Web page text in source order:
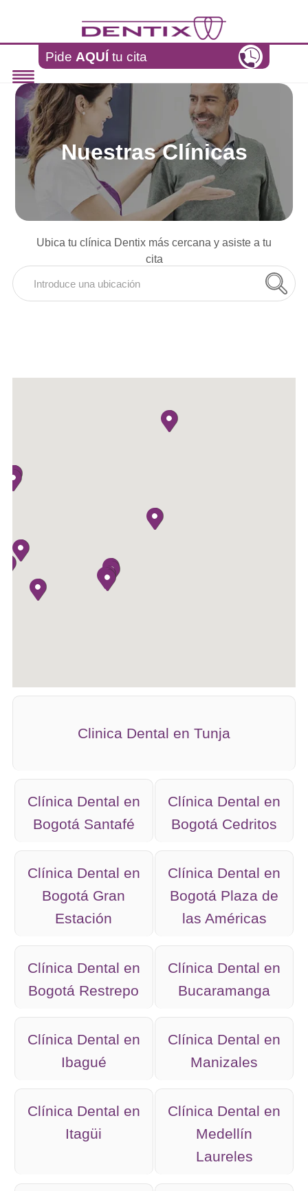
Pide AQUÍ tu cita
Nuestras Clínicas
Ubica tu clínica Dentix más cercana y asiste a tu
cita
Clinica Dental en Tunja
Clínica Dental en
Bogotá Santafé
Clínica Dental en
Bogotá Cedritos
Clínica Dental en
Bogotá Gran
Estación
Clínica Dental en
Bogotá Plaza de
las Américas
Clínica Dental en
Bogotá Restrepo
Clínica Dental en
Bucaramanga
Clínica Dental en
Ibagué
Clínica Dental en
Manizales
Clínica Dental en
Itagüi
Clínica Dental en
Medellín
Laureles